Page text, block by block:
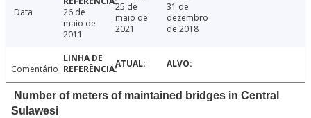
Data
26 de
maio de
2011
25 de
maio de
2021
31 de
dezembro
de 2018
Comentário
Number of meters of maintained bridges in Central
Sulawesi